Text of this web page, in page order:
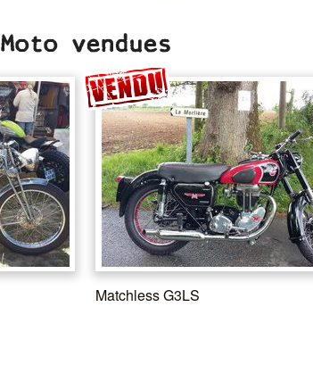
Moto vendues
Matchless G3LS